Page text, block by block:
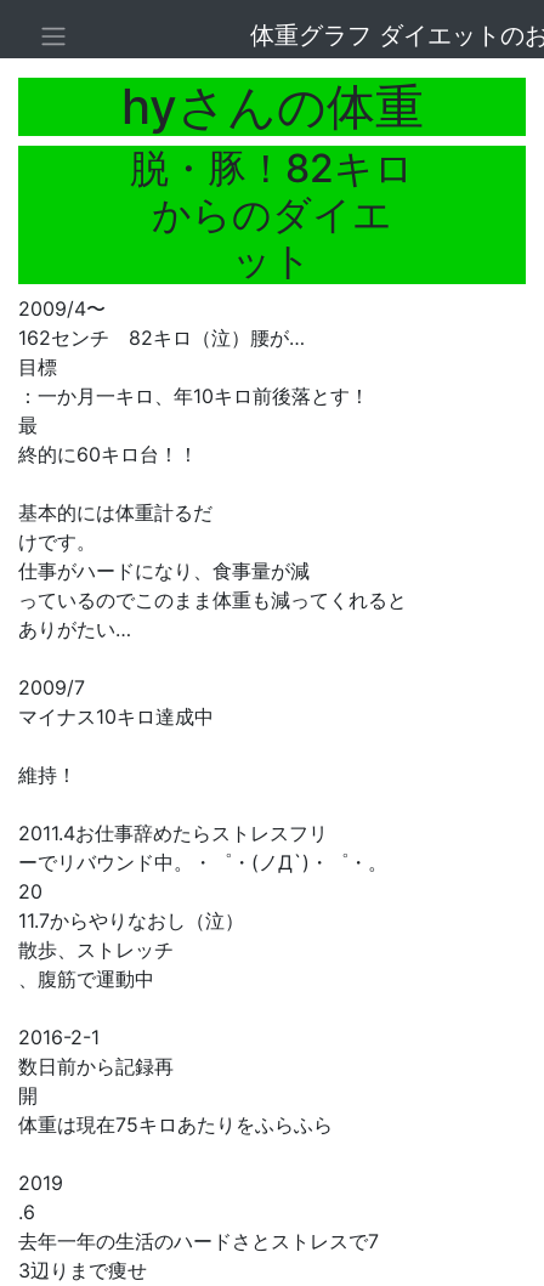
体重グラフ ダイエットの
hyさんの体重
脱・豚！82キロ
からのダイエ
ット
2009/4〜
162センチ 82キロ（泣）腰が…
目標
：一か月一キロ、年10キロ前後落とす！
最
終的に60キロ台！！
基本的には体重計るだ
けです。
仕事がハードになり、食事量が減
っているのでこのまま体重も減ってくれると
ありがたい…
2009/7
マイナス10キロ達成中
維持！
2011.4お仕事辞めたらストレスフリ
ーでリバウンド中。・゜・(ノД`)・゜・。
20
11.7からやりなおし（泣）
散歩、ストレッチ
、腹筋で運動中
2016-2-1
数日前から記録再
開
体重は現在75キロあたりをふらふら
2019
.6
去年一年の生活のハードさとストレスで7
3辺りまで痩せ